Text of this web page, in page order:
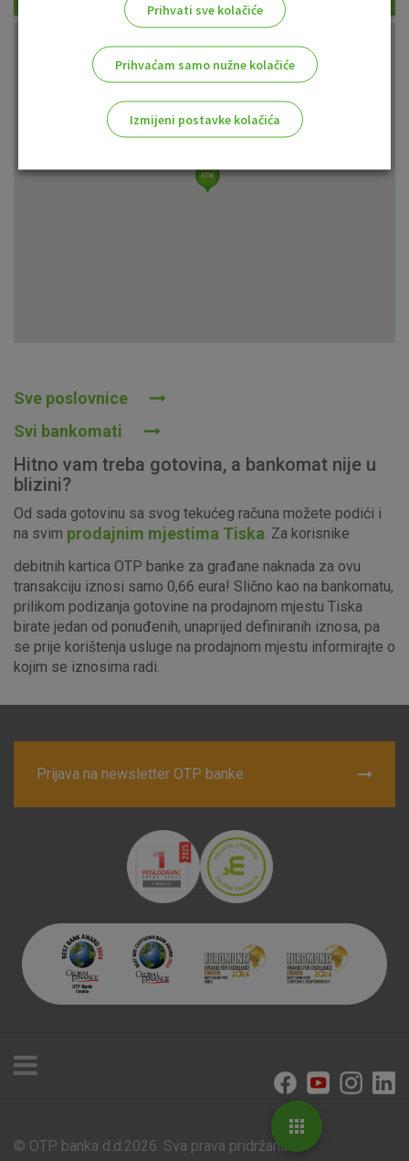
Sve poslovnice
Svi bankomati
Hitno vam treba gotovina, a bankomat nije u
blizini?
Od sada gotovinu sa svog tekućeg računa možete podići i
na svim prodajnim mjestima Tiska . Za korisnike
debitnih kartica OTP banke za građane naknada za ovu
transakciju iznosi samo 0,66 eura! Slično kao na bankomatu,
prilikom podizanja gotovine na prodajnom mjestu Tiska
birate jedan od ponuđenih, unaprijed definiranih iznosa, pa
se prije korištenja usluge na prodajnom mjestu informirajte o
kojim se iznosima radi.
Prijava na newsletter OTP banke
Poslovnice i bankomati
© OTP banka d.d.2026. Sva prava pridržana.
Prihvati sve kolačiće
Prihvaćam samo nužne kolačiće
Izmijeni postavke kolačića
Ovi kolačići nužni su za funkcioniranje internetske stranice i
postavljaju kao odgovor na vaše radnje koje uključuju zahtjev
za uslugama, kao što su postavke kolačića. Svoj preglednik
o njima, ali u tom slučaju neki dijelovi stranice neće raditi. Ti
kolačići ne pohranjuju nikakve informacije koje bi vas mogle
identificirati.
Detaljnije informacije o kolačićima